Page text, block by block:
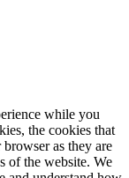
while you
the cookies that
browser as they are
of the website. We